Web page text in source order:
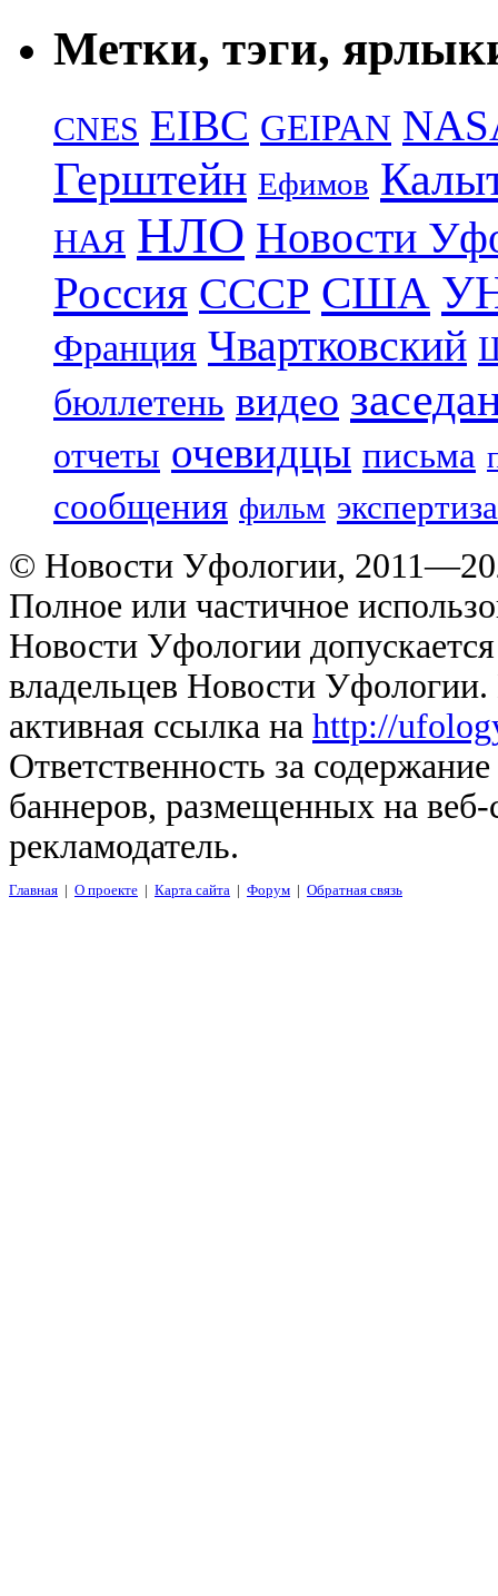
Метки, тэги,
CNES EIBC GEIPAN
Герштейн Ефимов
НАЯ НЛО Новости
Россия СССР США
Франция Чвартковский
бюллетень видео
отчеты очевидцы письма
сообщения фильм экспертиза
© Новости Уфологии,
Полное или частичное
Новости Уфологии
владельцев Новости
активная ссылка на http://
Ответственность за
баннеров, размещенных на
рекламодатель.
Главная | О проекте | Карта сайта | Форум | Обратная связь